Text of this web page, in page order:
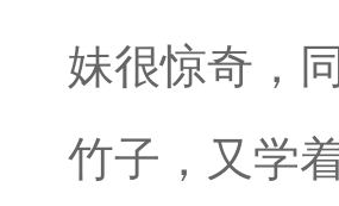
妹很惊奇，
竹子，又学